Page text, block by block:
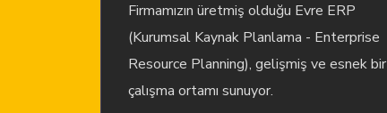
Firmamızın üretmiş olduğu Evre ERP
(Kurumsal Kaynak Planlama - Enterprise
Resource Planning), gelişmiş ve esnek bir
çalışma ortamı sunuyor.